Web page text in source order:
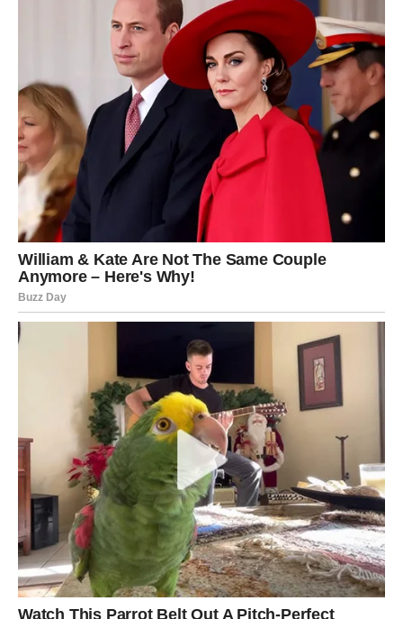
Ljubavna poruka
Pred vama su iskreni razgovori i mogućnost da konačno
saznate na čemu ste.
Poruka srca
Istina je uvijek bolja od neizvjesnosti.
RAK
SRCE TRAŽI ODGOVOR
Rakovi su među znakovima koji više ne žele čekati.
Emocije su snažne, a jedna osoba mogla bi konačno
otkriti ono što dugo skriva.
Mnogi pripadnici ovog znaka uskoro će dobiti potvrdu da
njihova osjećanja nisu bila uzaludna.
Poruka srca
Vjerujte svom srcu.
LAV